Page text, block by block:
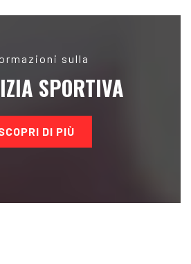
sulla
SPORTIVA
DI PIÙ